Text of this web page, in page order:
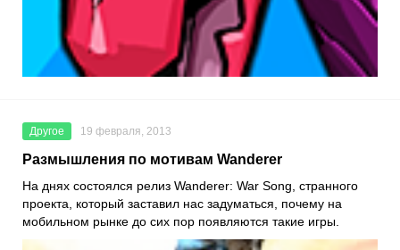
Другое 19 февраля, 2013
Размышления по мотивам Wanderer
На днях состоялся релиз Wanderer: War Song, странного
проекта, который заставил нас задуматься, почему на
мобильном рынке до сих пор появляются такие игры.